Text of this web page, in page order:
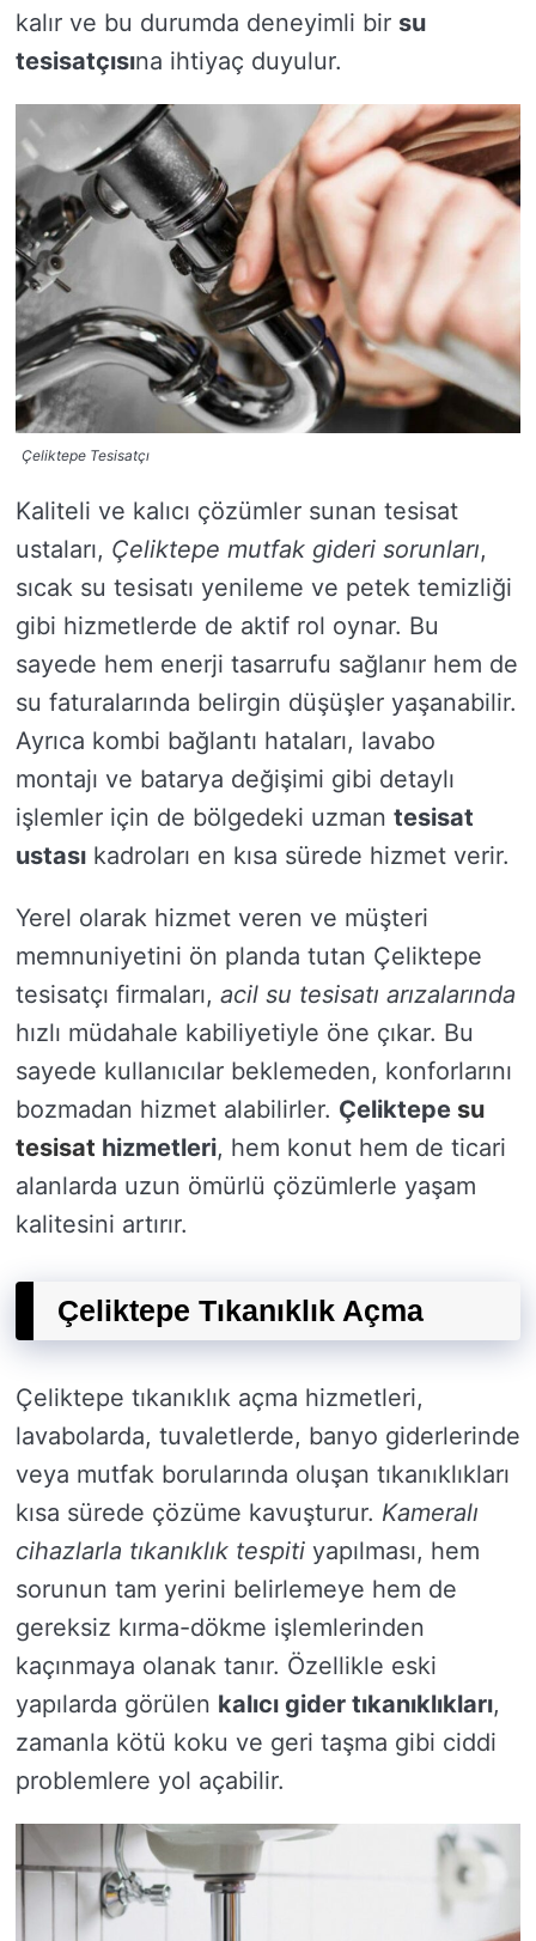
kalır ve bu durumda deneyimli bir su
tesisatçısına ihtiyaç duyulur.
Çeliktepe Tesisatçı
Kaliteli ve kalıcı çözümler sunan tesisat
ustaları, Çeliktepe mutfak gideri sorunları,
sıcak su tesisatı yenileme ve petek temizliği
gibi hizmetlerde de aktif rol oynar. Bu
sayede hem enerji tasarrufu sağlanır hem de
su faturalarında belirgin düşüşler yaşanabilir.
Ayrıca kombi bağlantı hataları, lavabo
montajı ve batarya değişimi gibi detaylı
işlemler için de bölgedeki uzman tesisat
ustası kadroları en kısa sürede hizmet verir.
Yerel olarak hizmet veren ve müşteri
memnuniyetini ön planda tutan Çeliktepe
tesisatçı firmaları, acil su tesisatı arızalarında
hızlı müdahale kabiliyetiyle öne çıkar. Bu
sayede kullanıcılar beklemeden, konforlarını
bozmadan hizmet alabilirler. Çeliktepe su
tesisat hizmetleri, hem konut hem de ticari
alanlarda uzun ömürlü çözümlerle yaşam
kalitesini artırır.
Çeliktepe Tıkanıklık Açma
Çeliktepe tıkanıklık açma hizmetleri,
lavabolarda, tuvaletlerde, banyo giderlerinde
veya mutfak borularında oluşan tıkanıklıkları
kısa sürede çözüme kavuşturur. Kameralı
cihazlarla tıkanıklık tespiti yapılması, hem
sorunun tam yerini belirlemeye hem de
gereksiz kırma-dökme işlemlerinden
kaçınmaya olanak tanır. Özellikle eski
yapılarda görülen kalıcı gider tıkanıklıkları,
zamanla kötü koku ve geri taşma gibi ciddi
problemlere yol açabilir.